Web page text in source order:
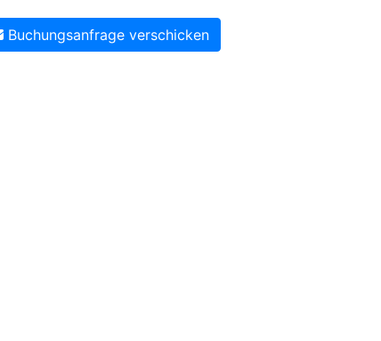
Buchungsanfrage verschicken